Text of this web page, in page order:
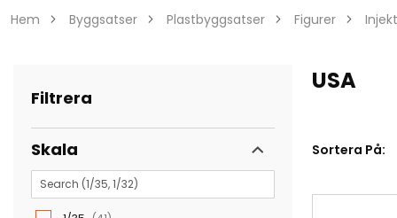
hem byggsatser plastbyggsatser figurer
USA
Sortera På:
Filtrera
Skala